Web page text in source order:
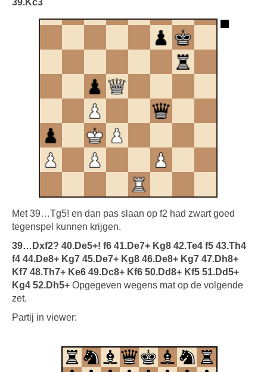
39.Kc3
Met 39…Tg5! en dan pas slaan op f2 had zwart goed
tegenspel kunnen krijgen.
39…Dxf2? 40.De5+! f6 41.De7+ Kg8 42.Te4 f5 43.Th4
f4 44.De8+ Kg7 45.De7+ Kg8 46.De8+ Kg7 47.Dh8+
Kf7 48.Th7+ Ke6 49.Dc8+ Kf6 50.Dd8+ Kf5 51.Dd5+
Kg4 52.Dh5+ Opgegeven wegens mat op de volgende
zet.
Partij in viewer: